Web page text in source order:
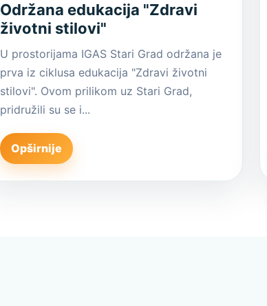
Održana edukacija "Zdravi
životni stilovi"
U prostorijama IGAS Stari Grad održana je
prva iz ciklusa edukacija "Zdravi životni
stilovi". Ovom prilikom uz Stari Grad,
pridružili su se i...
Opširnije